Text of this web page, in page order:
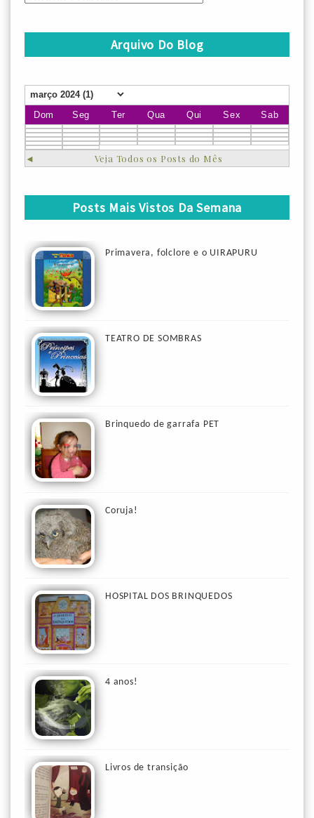
Arquivo Do Blog
Dom Seg Ter Qua Qui Sex Sab
◄ Veja Todos os Posts do Mês
Posts Mais Vistos Da Semana
Primavera, folclore e o UIRAPURU
TEATRO DE SOMBRAS
Brinquedo de garrafa PET
Coruja!
HOSPITAL DOS BRINQUEDOS
4 anos!
Livros de transição